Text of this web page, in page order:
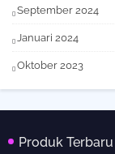
September 2024
Januari 2024
Oktober 2023
Produk Terbaru